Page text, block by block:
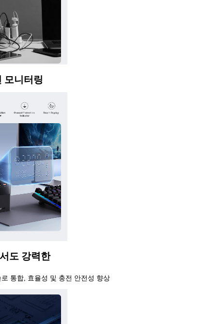
모니터링
도 강력한
로 통합, 효율성 및 충전 안전성 향상